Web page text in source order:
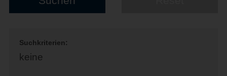
Suchkriterien:
keine